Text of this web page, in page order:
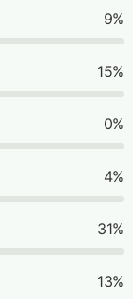
9%
15%
0%
4%
31%
13%